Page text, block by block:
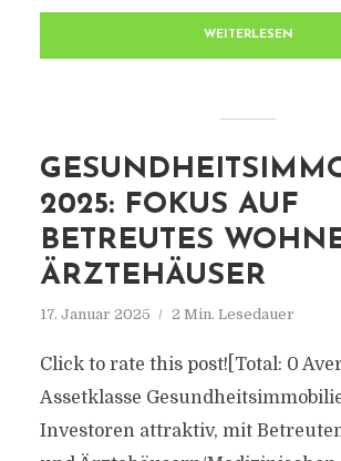
WEITERLESEN
2025: FOKUS AUF
BETREUTES
ÄRZTEHÄUSER
17. Januar 2025 2 Min. Lesedauer
Click to rate this post![Total: 0
Assetklasse
Investoren attraktiv, mit